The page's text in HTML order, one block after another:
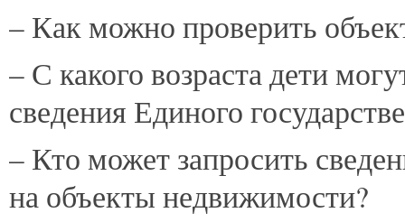
– Как можно проверить
– С какого возраста дети
сведения Единого
– Кто может запросить
на объекты недвижимости?